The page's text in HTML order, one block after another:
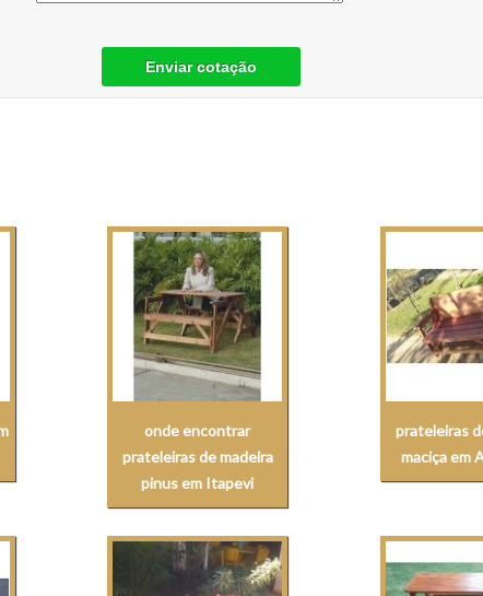
Enviar cotação
onde encontrar
prateleiras de madeira
pinus em Itapevi
prateleiras
maciça em